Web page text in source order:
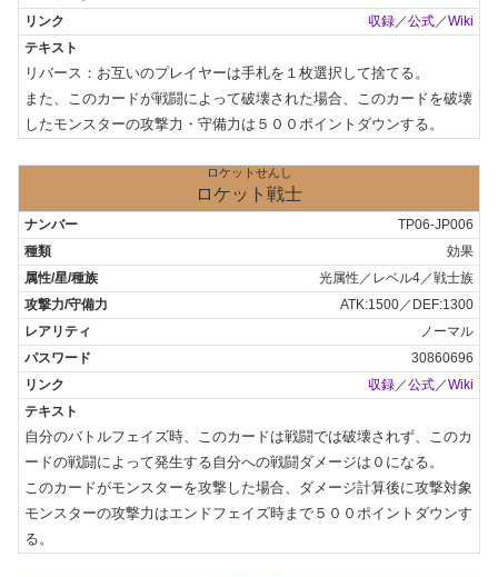
収録／公式／Wiki
リバース：お互いのプレイヤーは手札を１枚選択して捨てる。
また、このカードが戦闘によって破壊された場合、このカードを破壊
したモンスターの攻撃力・守備力は５００ポイントダウンする。
ロケットせんし
ロケット戦士
TP06-JP006
効果
光属性／レベル4／戦士族
ATK:1500／DEF:1300
ノーマル
30860696
収録 ／公式 ／Wiki
自分のバトルフェイズ時、このカードは戦闘では破壊されず、このカ
ードの戦闘によって発生する自分への戦闘ダメージは０になる。
このカードがモンスターを攻撃した場合、ダメージ計算後に攻撃対象
モンスターの攻撃力はエンドフェイズ時まで５００ポイントダウンす
る。